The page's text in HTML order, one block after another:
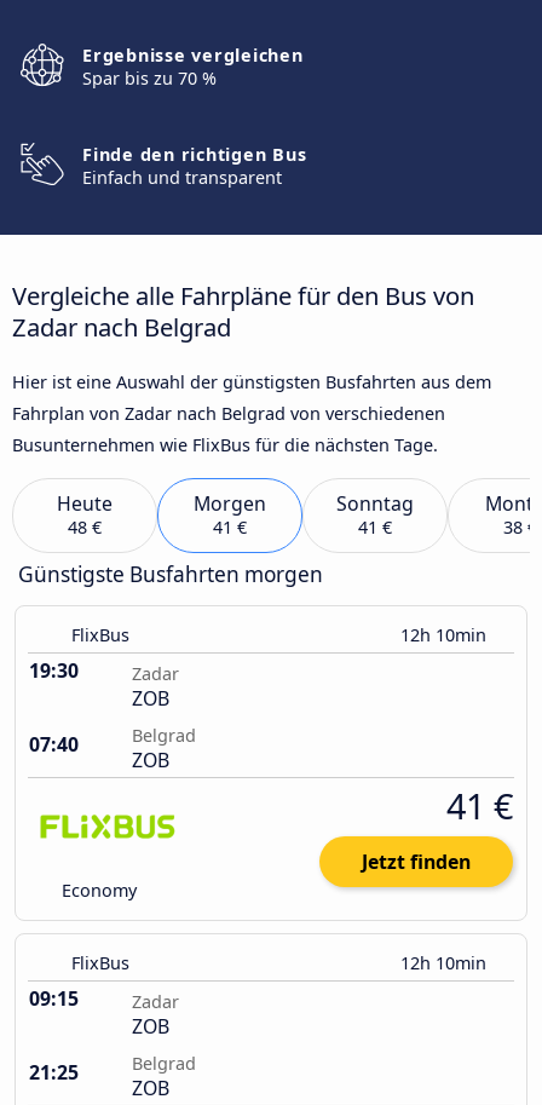
Ergebnisse vergleichen
Spar bis zu 70 %
Finde den richtigen Bus
Einfach und transparent
Vergleiche alle Fahrpläne für den Bus von
Zadar nach Belgrad
Hier ist eine Auswahl der günstigsten Busfahrten aus dem
Fahrplan von Zadar nach Belgrad von verschiedenen
Busunternehmen wie FlixBus für die nächsten Tage.
Heute
48 €
Morgen
41 €
Sonntag
41 € 38 €
Günstigste Busfahrten morgen
FlixBus 12h 10min
19:30 Zadar
ZOB
07:40
Belgrad
ZOB
Economy
41 €
Jetzt finden
FlixBus 12h 10min
09:15 Zadar
ZOB
21:25
Belgrad
ZOB